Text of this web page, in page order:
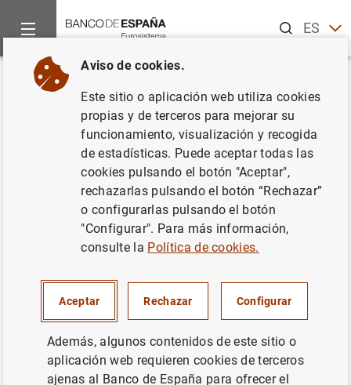
ESEN
Inicio Noticias y eventos
Volver
Estado financiero consolidado
del Eurosistema a 25 de agosto
de 2017
POLÍTICA MONETARIA
Estado financiero consolidado del
Aviso de cookies.
Este sitio o aplicación web utiliza cookies
propias y de terceros para mejorar su
funcionamiento, visualización y recogida
de estadísticas. Puede aceptar todas las
cookies pulsando el botón "Aceptar",
rechazarlas pulsando el botón “Rechazar”
o configurarlas pulsando el botón
"Configurar". Para más información,
consulte la Política de cookies.
Aceptar Rechazar Configurar
Además, algunos contenidos de este sitio o
aplicación web requieren cookies de terceros
ajenas al Banco de España para ofrecer el